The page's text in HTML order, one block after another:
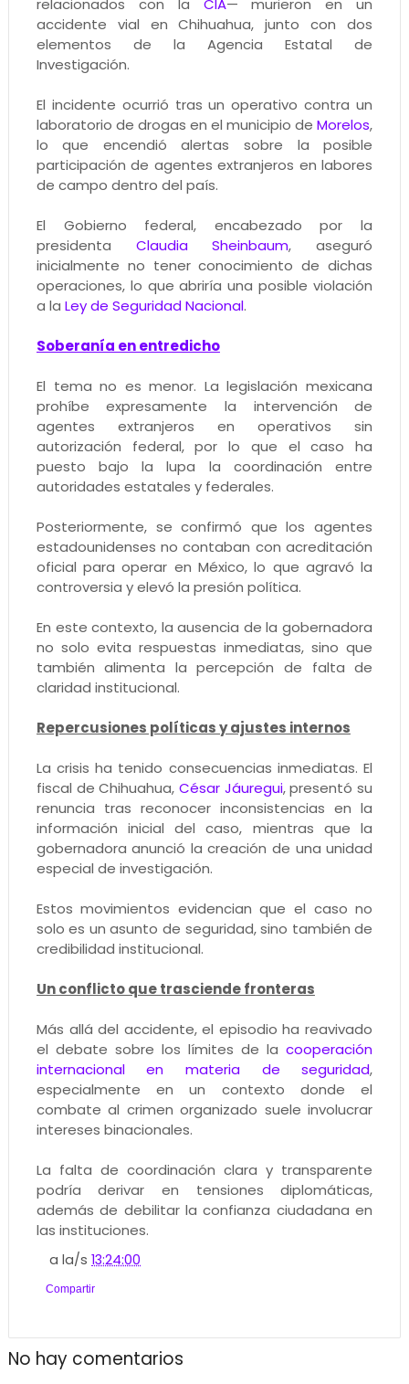
accidente vial en Chihuahua, junto con dos
elementos de la Agencia Estatal de
Investigación.
El incidente ocurrió tras un operativo contra un
laboratorio de drogas en el municipio deMorelos,
lo que encendió alertas sobre la posible
participación de agentes extranjeros en labores
de campo dentro del país.
El Gobierno federal, encabezado por la
presidenta Claudia Sheinbaum, aseguró
inicialmente no tener conocimiento de dichas
operaciones, lo que abriría una posible violación
a la Ley de Seguridad Nacional.
Soberanía en entredicho
El tema no es menor. La legislación mexicana
prohíbe expresamente la intervención de
agentes extranjeros en operativos sin
autorización federal, por lo que el caso ha
puesto bajo la lupa la coordinación entre
autoridades estatales y federales.
Posteriormente, se confirmó que los agentes
estadounidenses no contaban con acreditación
oficial para operar en México, lo que agravó la
controversia y elevó la presión política.
En este contexto, la ausencia de la gobernadora
no solo evita respuestas inmediatas, sino que
también alimenta la percepción de falta de
claridad institucional.
Repercusiones políticas y ajustes internos
La crisis ha tenido consecuencias inmediatas. El
fiscal de Chihuahua, César Jáuregui, presentó su
renuncia tras reconocer inconsistencias en la
información inicial del caso, mientras que la
gobernadora anunció la creación de una unidad
especial de investigación.
Estos movimientos evidencian que el caso no
solo es un asunto de seguridad, sino también de
credibilidad institucional.
Un conflicto que trasciende fronteras
Más allá del accidente, el episodio ha reavivado
el debate sobre los límites de lacooperación
internacional en materia de seguridad,
especialmente en un contexto donde el
combate al crimen organizado suele involucrar
intereses binacionales.
La falta de coordinación clara y transparente
podría derivar en tensiones diplomáticas,
además de debilitar la confianza ciudadana en
las instituciones.
a la/s13:24:00
Compartir
No hay comentarios